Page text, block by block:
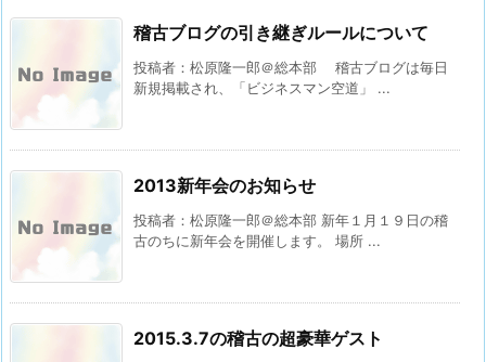
稽古ブログの引き継ぎルールについて
投稿者：松原隆一郎＠総本部 稽古ブログは毎日
新規掲載され、「ビジネスマン空道」 ...
2013新年会のお知らせ
投稿者：松原隆一郎＠総本部 新年１月１９日の稽
古のちに新年会を開催します。 場所 ...
2015.3.7の稽古の超豪華ゲスト